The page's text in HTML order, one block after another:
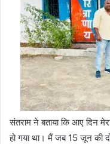
संतराम ने बताया कि आए दिन
हो गया था। मैं जब 15 जून की